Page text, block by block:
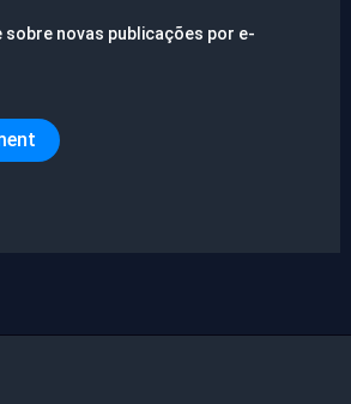
sobre novas publicações por e-